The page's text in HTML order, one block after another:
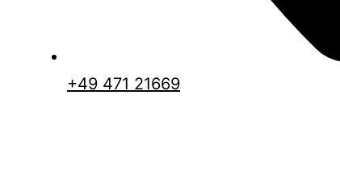
+49 471 21669